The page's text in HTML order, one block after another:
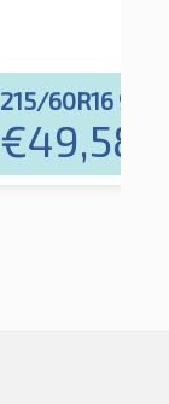
215/60R16 95H
€49,58